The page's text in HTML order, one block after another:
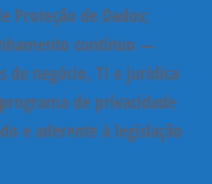
Proteção de Dados;
contínuo —
de negócio, TI e jurídica
de privacidade
e aderente à legislação